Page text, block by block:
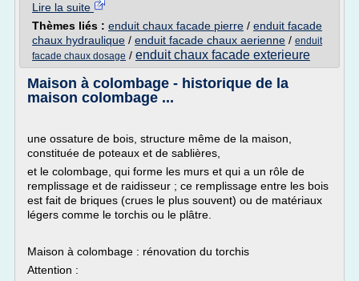
Lire la suite
Thèmes liés : enduit chaux facade pierre / enduit facade
chaux hydraulique / enduit facade chaux aerienne / enduit
facade chaux dosage / enduit chaux facade exterieure
Maison à colombage - historique de la
maison colombage ...
une ossature de bois, structure même de la maison,
constituée de poteaux et de sablières,
et le colombage, qui forme les murs et qui a un rôle de
remplissage et de raidisseur ; ce remplissage entre les bois
est fait de briques (crues le plus souvent) ou de matériaux
légers comme le torchis ou le plâtre.
Maison à colombage : rénovation du torchis
Attention :